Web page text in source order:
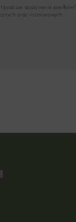
spożywania
oraz rozmiarowych.